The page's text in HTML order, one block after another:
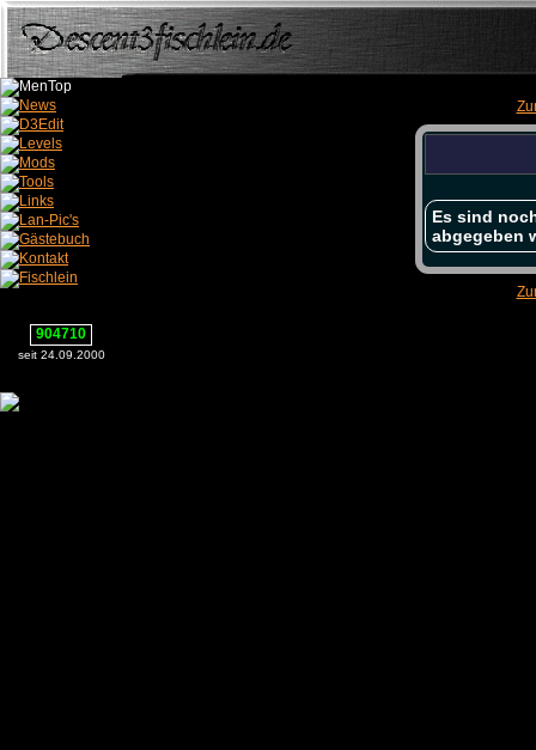
904710
seit 24.09.2000
Es sind
abgegeben